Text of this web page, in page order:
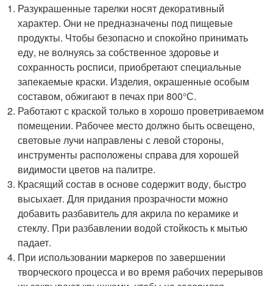
Разукрашенные тарелки носят декоративный
характер. Они не предназначены под пищевые
продукты. Чтобы безопасно и спокойно принимать
еду, не волнуясь за собственное здоровье и
сохранность росписи, приобретают специальные
запекаемые краски. Изделия, окрашенные особым
составом, обжигают в печах при 800°С.
Работают с краской только в хорошо проветриваемом
помещении. Рабочее место должно быть освещено,
световые лучи направлены с левой стороны,
инструменты расположены справа для хорошей
видимости цветов на палитре.
Красящий состав в основе содержит воду, быстро
высыхает. Для придания прозрачности можно
добавить разбавитель для акрила по керамике и
стеклу. При разбавлении водой стойкость к мытью
падает.
При использовании маркеров по завершении
творческого процесса и во время рабочих перерывов